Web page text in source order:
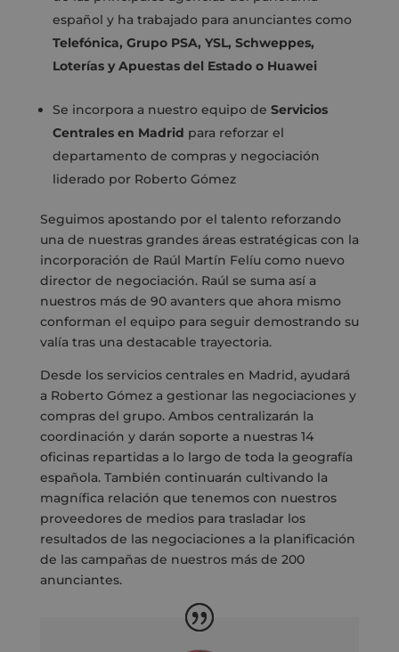
español y ha trabajado para anunciantes como
Telefónica, Grupo PSA, YSL, Schweppes,
Loterías y Apuestas del Estado o Huawei
Se incorpora a nuestro equipo de Servicios
Centrales en Madrid para reforzar el
departamento de compras y negociación
liderado por Roberto Gómez
Seguimos apostando por el talento reforzando
una de nuestras grandes áreas estratégicas con la
incorporación de Raúl Martín Felíu como nuevo
director de negociación. Raúl se suma así a
nuestros más de 90 avanters que ahora mismo
conforman el equipo para seguir demostrando su
valía tras una destacable trayectoria.
Desde los servicios centrales en Madrid, ayudará
a Roberto Gómez a gestionar las negociaciones y
compras del grupo. Ambos centralizarán la
coordinación y darán soporte a nuestras 14
oficinas repartidas a lo largo de toda la geografía
española. También continuarán cultivando la
magnífica relación que tenemos con nuestros
proveedores de medios para trasladar los
resultados de las negociaciones a la planificación
de las campañas de nuestros más de 200
anunciantes.